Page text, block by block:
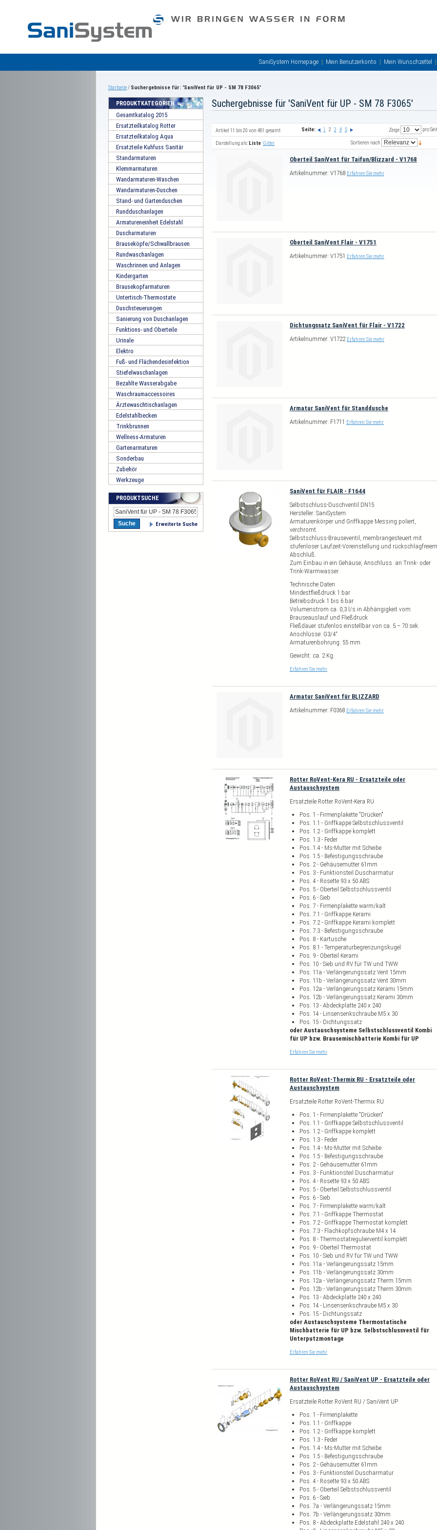
SaniSystem Homepage Mein Benutzerkonto Mein Wunschzettel
Startseite/ Suchergebnisse für: 'SaniVent für UP - SM 78 F3065'
Suchergebnisse für 'SaniVent für UP - SM 78 F3065'
Artikel 11 bis 20 von 481 gesamt Zeige pro
Seite: 1 2 3 4 5
Darstellung als: Liste Gitter Sortieren nach
Oberteil SaniVent für Taifun/Blizzard - V1768
Artikelnummer: V1768 Erfahren Sie mehr
Oberteil SaniVent Flair - V1751
Artikelnummer: V1751 Erfahren Sie mehr
Dichtungssatz SaniVent für Flair - V1722
Artikelnummer: V1722 Erfahren Sie mehr
Armatur SaniVent für Standdusche
Artikelnummer: F1711 Erfahren Sie mehr
SaniVent für FLAIR - F1644
Selbstschluss-Duschventil DN15
Hersteller: SaniSystem
Armaturenkörper und Griffkappe Messing poliert,
verchromt.
Selbstschluss-Brauseventil, membrangesteuert mit
stufenloser Laufzeit-Voreinstellung und rückschlagfreiem
Abschluß.
Zum Einbau in ein Gehäuse, Anschluss an Trink- oder
Trink-Warmwasser.
Technische Daten
Mindestfließdruck 1 bar
Betriebsdruck 1 bis 6 bar
Volumenstrom ca. 0,3 l/s in Abhängigkeit vom
Brauseauslauf und Fließdruck
Fließdauer stufenlos einstellbar von ca. 5 – 70 sek.
Anschlüsse: G3/4“
Armaturenbohrung: 55 mm
Gewicht: ca. 2 Kg.
Erfahren Sie mehr
Armatur SaniVent für BLIZZARD
Artikelnummer: F0368 Erfahren Sie mehr
Rotter RoVent-Kera RU - Ersatzteile oder
Austauschsystem
Ersatzteile Rotter RoVent-Kera RU
Pos. 1 - Firmenplakette "Drücken"
Pos. 1.1 - Griffkappe Selbstschlussventil
Pos. 1.2 - Griffkappe komplett
Pos. 1.3 - Feder
Pos. 1.4 - Ms-Mutter mit Scheibe
Pos. 1.5 - Befestigungsschraube
Pos. 2 - Gehäusemutter 61mm
Pos. 3 - Funktionsteil Duscharmatur
Pos. 4 - Rosette 93 x 50 ABS
Pos. 5 - Oberteil Selbstschlussventil
Pos. 6 - Sieb
Pos. 7 - Firmenplakette warm/kalt
Pos. 7.1 - Griffkappe Kerami
Pos. 7.2 - Griffkappe Kerami komplett
Pos. 7.3 - Befestigungsschraube
Pos. 8 - Kartusche
Pos. 8.1 - Temperaturbegrenzungskugel
Pos. 9 - Oberteil Kerami
Pos. 10 - Sieb und RV für TW und TWW
Pos. 11a - Verlängerungssatz Vent 15mm
Pos. 11b - Verlängerungssatz Vent 30mm
Pos. 12a - Verlängerungssatz Kerami 15mm
Pos. 12b - Verlängerungssatz Kerami 30mm
Pos. 13 - Abdeckplatte 240 x 240
Pos. 14 - Linsensenkschraube M5 x 30
Pos. 15 - Dichtungssatz
oder Austauschsysteme Selbstschlussventil Kombi
für UP bzw. Brausemischbatterie Kombi für UP
Erfahren Sie mehr
Rotter RoVent-Thermix RU - Ersatzteile oder
Austauschsystem
Ersatzteile Rotter RoVent-Thermix RU
Pos. 1 - Firmenplakette "Drücken"
Pos. 1.1 - Griffkappe Selbstschlussventil
Pos. 1.2 - Griffkappe komplett
Pos. 1.3 - Feder
Pos. 1.4 - Ms-Mutter mit Scheibe
Pos. 1.5 - Befestigungsschraube
Pos. 2 - Gehäusemutter 61mm
Pos. 3 - Funktionsteil Duscharmatur
Pos. 4 - Rosette 93 x 50 ABS
Pos. 5 - Oberteil Selbstschlussventil
Pos. 6 - Sieb
Pos. 7 - Firmenplakette warm/kalt
Pos. 7.1 - Griffkappe Thermostat
Pos. 7.2 - Griffkappe Thermostat komplett
Pos. 7.3 - Flachkopfschraube M4 x 14
Pos. 8 - Thermostatregulierventil komplett
Pos. 9 - Oberteil Thermostat
Pos. 10 - Sieb und RV für TW und TWW
Pos. 11a - Verlängerungssatz 15mm
Pos. 11b - Verlängerungssatz 30mm
Pos. 12a - Verlängerungssatz Therm 15mm
Pos. 12b - Verlängerungssatz Therm 30mm
Pos. 13 - Abdeckplatte 240 x 240
Pos. 14 - Linsensenkschraube M5 x 30
Pos. 15 - Dichtungssatz
oder Austauschsysteme Thermostatische
Mischbatterie für UP bzw. Selbstschlussventil für
Unterputzmontage
Erfahren Sie mehr
Rotter RoVent RU / SaniVent UP - Ersatzteile oder
Austauschsystem
Ersatzteile Rotter RoVent RU / SaniVent UP
Pos. 1 - Firmenplakette
Pos. 1.1 - Griffkappe
Pos. 1.2 - Griffkappe komplett
Pos. 1.3 - Feder
Pos. 1.4 - Ms-Mutter mit Scheibe
Pos. 1.5 - Befestigungsschraube
Pos. 2 - Gehäusemutter 61mm
Pos. 3 - Funktionsteil Duscharmatur
Pos. 4 - Rosette 93 x 50 ABS
Pos. 5 - Oberteil Selbstschlussventil
Pos. 6 - Sieb
Pos. 7a - Verlängerungssatz 15mm
Pos. 7b - Verlängerungssatz 30mm
Pos. 8 - Abdeckplatte Edelstahl 240 x 240
PRODUKTKATEGORIEN
Gesamtkatalog 2015
Ersatzteilkatalog Rotter
Ersatzteilkatalog Aqua
Ersatzteile Kuhfuss Sanitär
Standarmaturen
Klemmarmaturen
Wandarmaturen-Waschen
Wandarmaturen-Duschen
Stand- und Gartenduschen
Rundduschanlagen
Armatureneinheit Edelstahl
Duscharmaturen
Brauseköpfe/Schwallbrausen
Rundwaschanlagen
Waschrinnen und Anlagen
Kindergarten
Brausekopfarmaturen
Untertisch-Thermostate
Duschsteuerungen
Sanierung von Duschanlagen
Funktions- und Oberteile
Urinale
Elektro
Fuß- und Flächendesinfektion
Stiefelwaschanlagen
Bezahlte Wasserabgabe
Waschraumaccessoires
Ärztewaschtischanlagen
Edelstahlbecken
Trinkbrunnen
Wellness-Armaturen
Gartenarmaturen
Sonderbau
Zubehör
Werkzeuge
PRODUKTSUCHE
Suche Erweiterte Suche